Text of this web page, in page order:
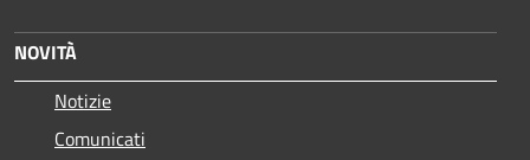
NOVITÀ
Notizie
Comunicati